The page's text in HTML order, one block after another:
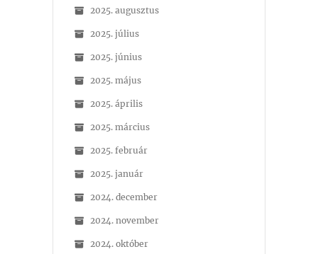
2025. augusztus
2025. július
2025. június
2025. május
2025. április
2025. március
2025. február
2025. január
2024. december
2024. november
2024. október